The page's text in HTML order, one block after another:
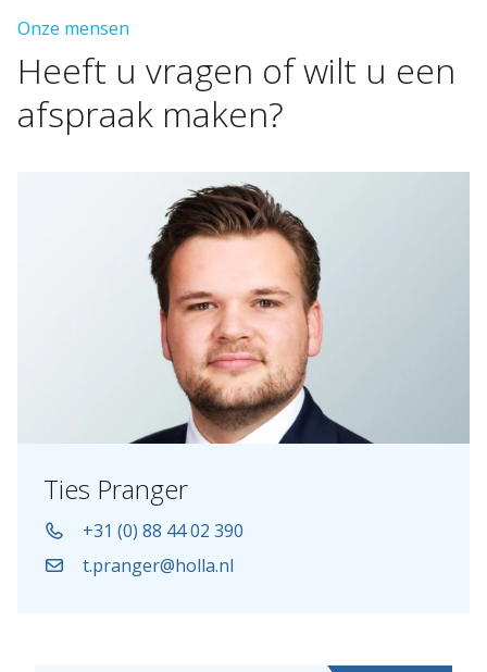
Onze mensen
Heeft u vragen ofwilt u een
afspraak maken?
Ties Pranger
+31 (0) 88 44 02 390
t.pranger@holla.nl